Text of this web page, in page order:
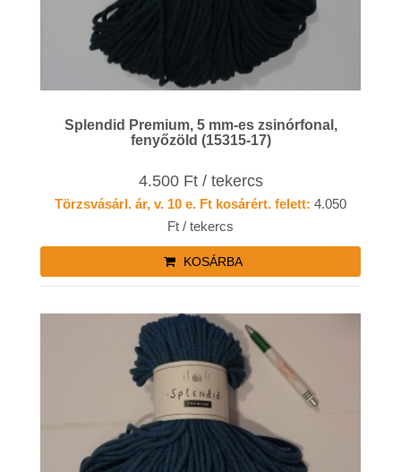
Splendid Premium, 5 mm-es zsinórfonal,
fenyőzöld (15315-17)
4.500 Ft / tekercs
Törzsvásárl. ár, v. 10 e. Ft kosárért. felett: 4.050
Ft / tekercs
KOSÁRBA